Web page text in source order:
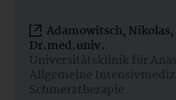
Adamowitsch, Nikolas,
Dr.med.univ.
Universitätsklinik für
Allgemeine
Schmerztherapie